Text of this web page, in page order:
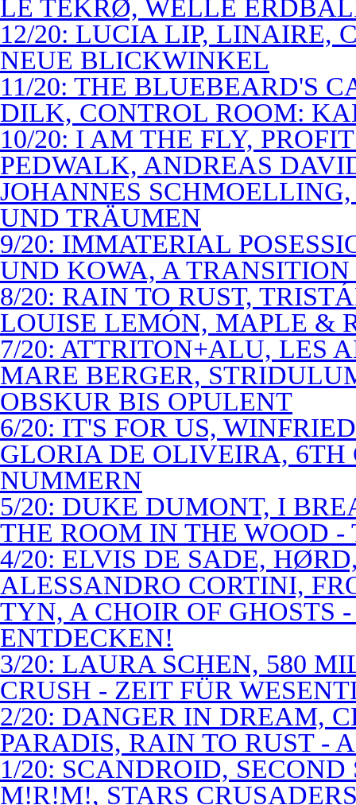
LE TEKRØ, WELLE
12/20: LUCIA LIP, LINAIRE,
NEUE BLICKWINKEL
11/20: THE BLUEBEARD'S
DILK, CONTROL ROOM:
10/20: I AM THE FLY,
PEDWALK, ANDREAS
JOHANNES
UND TRÄUMEN
9/20: IMMATERIAL
UND KOWA, A
8/20: RAIN TO RUST,
LOUISE LEMÓN, MAPLE &
7/20: ATTRITON+ALU, LES
MARE BERGER,
OBSKUR BIS OPULENT
6/20: IT'S FOR US,
GLORIA DE OLIVEIRA, 6TH
NUMMERN
5/20: DUKE DUMONT, I
THE ROOM IN THE WOOD
4/20: ELVIS DE SADE,
ALESSANDRO CORTINI,
TYN, A CHOIR OF GHOSTS
ENTDECKEN!
3/20: LAURA SCHEN, 580
CRUSH - ZEIT FÜR
2/20: DANGER IN DREAM,
PARADIS, RAIN TO RUST -
1/20: SCANDROID,
M!R!M!, STARS